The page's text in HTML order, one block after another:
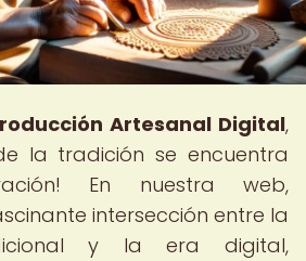
Artesanal Digital,
la tradición se encuentra
En nuestra web,
intersección entre la
y la era digital,